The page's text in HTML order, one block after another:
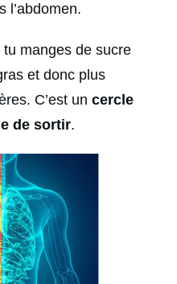
l’abdomen.
tu manges de sucre
et donc plus
C’est un cercle
de sortir.